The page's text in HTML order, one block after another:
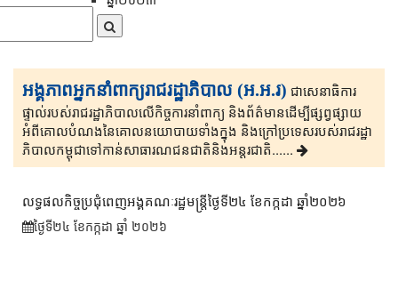
អង្គភាពអ្នកនាំពាក្យរាជរដ្ឋាភិបាល (អ.អ.រ) ជាសេនា​ធិ​កា​រ​​
ផ្ទាល់​របស់រាជរដ្ឋាភិ​បា​ល​លើ​កិច្ចការ​នាំពាក្យ និងព័ត៌មាន​ដើម្បីផ្សព្វ​ផ្សាយ​​
អំពីគោលបំណងនៃគោល​នយោបាយទាំងក្នុង និងក្រៅ​ប្រទេ​​ស​របស់រាជរដ្ឋា​
ភិ​បា​ល​កម្ពុជាទៅកាន់សាធារណជនជាតិនិងអន្តរជាតិ......
លទ្ធផលកិច្ចប្រជុំពេញអង្គគណៈរដ្ឋមន្រ្តីថ្ងៃទី២៤ ខែកក្កដា ឆ្នាំ២០២៦
ថ្ងៃទី២៤ ខែ​កក្កដា ឆ្នាំ ២០២៦